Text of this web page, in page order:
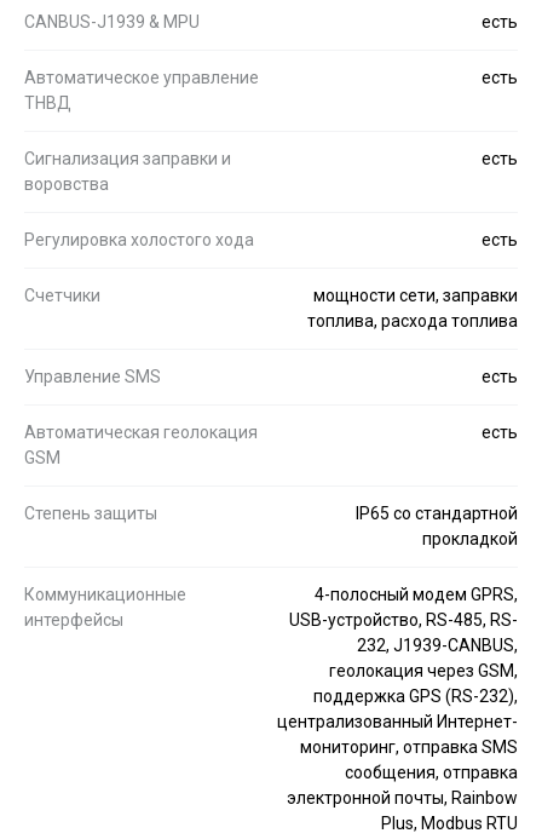
CANBUS-J1939 & MPU есть
Автоматическое управление
ТНВД
есть
Сигнализация заправки и
воровства
есть
Регулировка холостого хода есть
Счетчики
мощности сети, заправки
топлива, расхода топлива
Управление SMS есть
Автоматическая геолокация
GSM
есть
Степень защиты
IP65 со стандартной
прокладкой
Коммуникационные
интерфейсы
4-полосный модем GPRS,
USB-устройство, RS-485, RS-
232, J1939-CANBUS,
геолокация через GSM,
поддержка GPS (RS-232),
централизованный Интернет-
мониторинг, отправка SMS
сообщения, отправка
электронной почты, Rainbow
Plus, Modbus RTU